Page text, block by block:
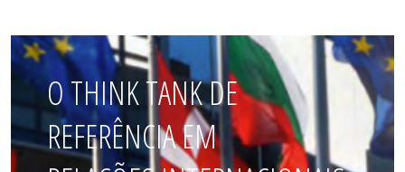
O THINK TANK DE
REFERÊNCIA EM